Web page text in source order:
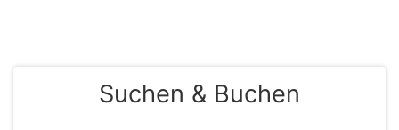
Suchen & Buchen